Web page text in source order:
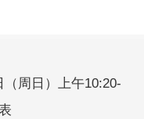
周日）上午10:20-